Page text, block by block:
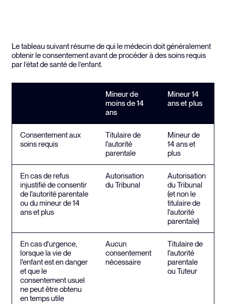
Le tableau suivant résume de qui le médecin doit généralement
obtenir le consentement avant de procéder à des soins requis
par l’état de santé de l’enfant.
Mineur de
moins de 14
ans
Mineur 14
ans et plus
Consentement aux
soins requis
Titulaire de
l'autorité
parentale
Mineur de
14 ans et
plus
En cas de refus
injustifié de consentir
de l'autorité parentale
ou du mineur de 14
ans et plus
Autorisation
du Tribunal
Autorisation
du Tribunal
(et non le
titulaire de
l'autorité
parentale)
En cas d'urgence,
lorsque la vie de
l'enfant est en danger
et que le
consentement usuel
ne peut être obtenu
en temps utile
Aucun
consentement
nécessaire
Titulaire de
l'autorité
parentale
ou Tuteur